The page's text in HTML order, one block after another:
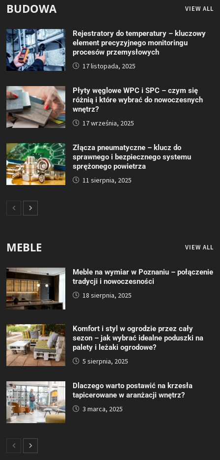
BUDOWA VIEW ALL
Rejestratory do temperatury – kluczowy
element precyzyjnego monitoringu
procesów przemysłowych
17 listopada, 2025
Płyty węglowe WPC i SPC – czym się
różnią i które wybrać do nowoczesnych
wnętrz?
17 września, 2025
Złącza pneumatyczne – klucz do
sprawnego i bezpiecznego systemu
sprężonego powietrza
11 sierpnia, 2025
MEBLE VIEW ALL
Meble na wymiar w Poznaniu – połączenie
tradycji i nowoczesności
18 sierpnia, 2025
Komfort i styl w ogrodzie przez cały
sezon – jak wybrać idealne poduszki na
palety i leżaki ogrodowe?
5 sierpnia, 2025
Dlaczego warto postawić na krzesła
tapicerowane w aranżacji wnętrz?
3 marca, 2025